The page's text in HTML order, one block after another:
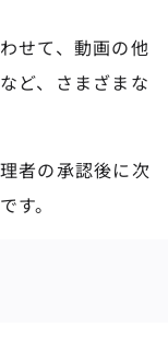
せて、動画の他
ど、さまざまな
者の承認後に次
す。